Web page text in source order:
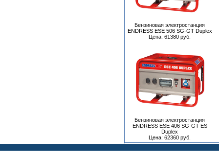
Бензиновая электростанция
ENDRESS ESE 506 SG-GT Duplex
Цена: 61380 руб.
Бензиновая электростанция
ENDRESS ESE 406 SG-GT ES
Duplex
Цена: 62360 руб.